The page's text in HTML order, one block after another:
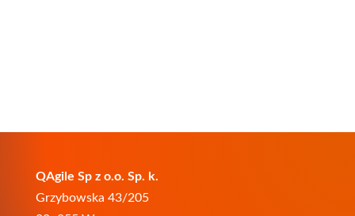
QAgile Sp z o.o. Sp. k.
Grzybowska 43/205